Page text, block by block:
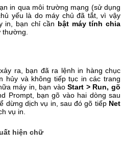
in qua môi trường mạng (sử dụng
yếu là do máy chủ đã tắt, vì vậy
in, bạn chỉ cần bật máy tính chia
ra, bạn đã ra lệnh in hàng chục
hủy và không tiếp tục in các trang
máy in, bạn vàoStart > Run, gõ
Prompt, bạn gõ vào hai dòng sau
dừng dịch vụ in, sau đó gõ tiếpNet
vụ in.
hiện chữ